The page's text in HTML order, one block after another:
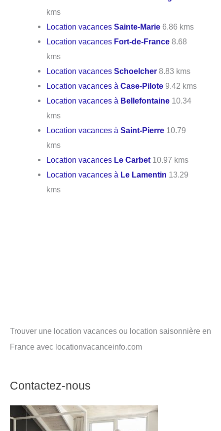
kms
Location vacancesSainte-Marie 6.86 kms
Location vacances Fort-de-France 8.68
kms
Location vacancesSchoelcher 8.83 kms
Location vacances àCase-Pilote 9.42 kms
Location vacances à Bellefontaine 10.34
kms
Location vacances àSaint-Pierre 10.79
kms
Location vacances Le Carbet 10.97 kms
Location vacances à Le Lamentin 13.29
kms
Trouver une location vacances ou location saisonnière en
France avec locationvacanceinfo.com
Contactez-nous